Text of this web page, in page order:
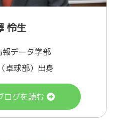
怜生
データ学部
卓球部）出身
ログを読む